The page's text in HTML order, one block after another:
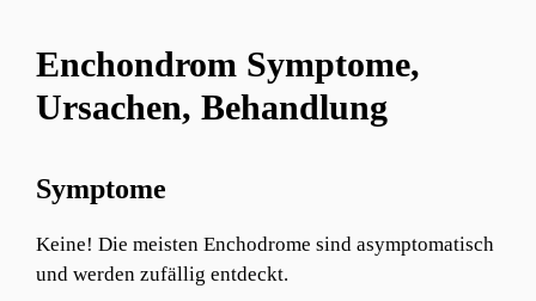
Enchondrom Symptome,
Ursachen, Behandlung
Symptome
Keine! Die meisten Enchodrome sind asymptomatisch
und werden zufällig entdeckt.